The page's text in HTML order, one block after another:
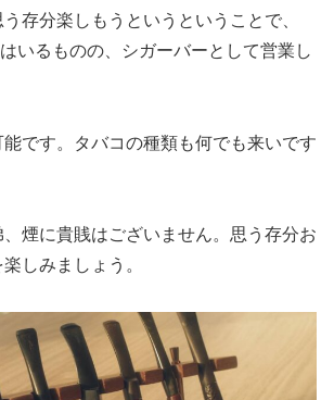
存分楽しもうというということで、
いるものの、シガーバーとして営業し
です。タバコの種類も何でも来いです
煙に貴賎はございません。思う存分お
しみましょう。